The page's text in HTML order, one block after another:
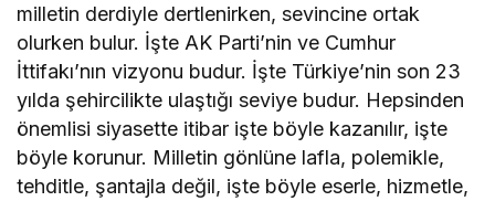
milletin derdiyle dertlenirken, sevincine ortak
olurken bulur. İşte AK Parti’nin ve Cumhur
İttifakı’nın vizyonu budur. İşte Türkiye’nin son 23
yılda şehircilikte ulaştığı seviye budur. Hepsinden
önemlisi siyasette itibar işte böyle kazanılır, işte
böyle korunur. Milletin gönlüne lafla, polemikle,
tehditle, şantajla değil, işte böyle eserle, hizmetle,